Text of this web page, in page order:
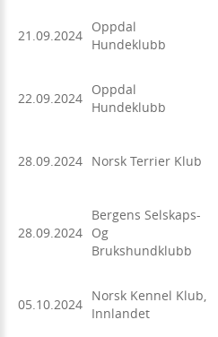
21.09.2024
Oppdal
Hundeklubb
22.09.2024
Oppdal
Hundeklubb
28.09.2024 Norsk Terrier Klub
28.09.2024
Bergens Selskaps-
Og
Brukshundklubb
05.10.2024
Norsk Kennel Klub,
Innlandet